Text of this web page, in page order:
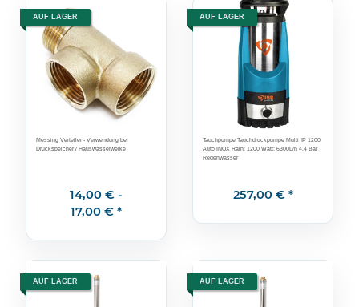
AUF LAGER
Messing Verteiler - Verwendung bei
Druckspeicher / Hauswasserwerke
14,00 € -
17,00 € *
AUF LAGER
Tauchpumpe Tauchdruckpumpe Multi IP 1200
Auto INOX Rain; 1200 Watt; 6300L/h 4,4 Bar
Regenwasser
257,00 € *
AUF LAGER AUF LAGER